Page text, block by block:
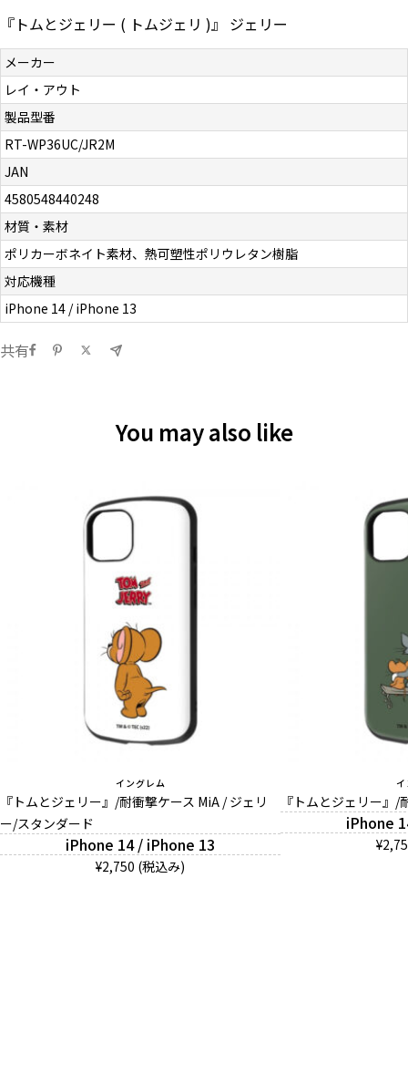
『トムとジェリー ( トムジェリ )』 ジェリー
メーカー
レイ・アウト
製品型番
RT-WP36UC/JR2M
JAN
4580548440248
材質・素材
ポリカーボネイト素材、熱可塑性ポリウレタン樹脂
対応機種
iPhone 14 / iPhone 13
共有
You may also like
イングレム
『トムとジェリー』/耐衝撃ケース MiA / ジェリ
ー/スタンダード
iPhone 14 / iPhone 13
¥2,750 (税込み)
『トムとジェリー』
iPhone